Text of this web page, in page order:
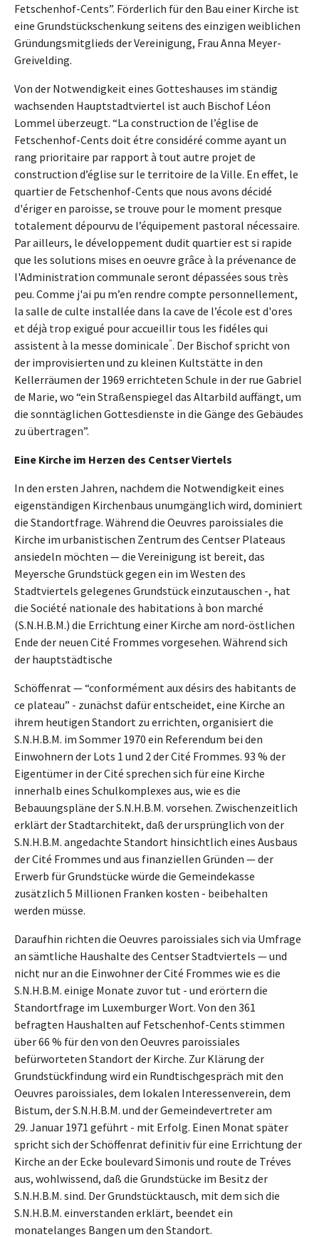
Fetschenhof-Cents”. Förderlich für den Bau einer Kirche ist
eine Grundstückschenkung seitens des einzigen weiblichen
Gründungsmitglieds der Vereinigung, Frau Anna Meyer-
Greivelding.
Von der Notwendigkeit eines Gotteshauses im ständig
wachsenden Hauptstadtviertel ist auch Bischof Léon
Lommel überzeugt. “La construction de l’église de
Fetschenhof-Cents doit étre considéré comme ayant un
rang prioritaire par rapport à tout autre projet de
construction d’église sur le territoire de la Ville. En effet, le
quartier de Fetschenhof-Cents que nous avons décidé
d'ériger en paroisse, se trouve pour le moment presque
totalement dépourvu de l’équipement pastoral nécessaire.
Par ailleurs, le développement dudit quartier est si rapide
que les solutions mises en oeuvre grâce à la prévenance de
l'Administration communale seront dépassées sous très
peu. Comme j'ai pu m’en rendre compte personnellement,
la salle de culte installée dans la cave de l’école est d'ores
et déjà trop exigué pour accueillir tous les fidéles qui
assistent à la messe dominicale”. Der Bischof spricht von
der improvisierten und zu kleinen Kultstätte in den
Kellerräumen der 1969 errichteten Schule in der rue Gabriel
de Marie, wo “ein Straßenspiegel das Altarbild auffängt, um
die sonntäglichen Gottesdienste in die Gänge des Gebäudes
zu übertragen”.
Eine Kirche im Herzen des Centser Viertels
In den ersten Jahren, nachdem die Notwendigkeit eines
eigenständigen Kirchenbaus unumgänglich wird, dominiert
die Standortfrage. Während die Oeuvres paroissiales die
Kirche im urbanistischen Zentrum des Centser Plateaus
ansiedeln möchten — die Vereinigung ist bereit, das
Meyersche Grundstück gegen ein im Westen des
Stadtviertels gelegenes Grundstück einzutauschen -, hat
die Société nationale des habitations à bon marché
(S.N.H.B.M.) die Errichtung einer Kirche am nord-östlichen
Ende der neuen Cité Frommes vorgesehen. Während sich
der hauptstädtische
Schöffenrat — “conformément aux désirs des habitants de
ce plateau” - zunächst dafür entscheidet, eine Kirche an
ihrem heutigen Standort zu errichten, organisiert die
S.N.H.B.M. im Sommer 1970 ein Referendum bei den
Einwohnern der Lots 1 und 2 der Cité Frommes. 93 % der
Eigentümer in der Cité sprechen sich für eine Kirche
innerhalb eines Schulkomplexes aus, wie es die
Bebauungspläne der S.N.H.B.M. vorsehen. Zwischenzeitlich
erklärt der Stadtarchitekt, daß der ursprünglich von der
S.N.H.B.M. angedachte Standort hinsichtlich eines Ausbaus
der Cité Frommes und aus finanziellen Gründen — der
Erwerb für Grundstücke würde die Gemeindekasse
zusätzlich 5 Millionen Franken kosten - beibehalten
werden müsse.
Daraufhin richten die Oeuvres paroissiales sich via Umfrage
an sämtliche Haushalte des Centser Stadtviertels — und
nicht nur an die Einwohner der Cité Frommes wie es die
S.N.H.B.M. einige Monate zuvor tut - und erörtern die
Standortfrage im Luxemburger Wort. Von den 361
befragten Haushalten auf Fetschenhof-Cents stimmen
über 66 % für den von den Oeuvres paroissiales
befürworteten Standort der Kirche. Zur Klärung der
Grundstückfindung wird ein Rundtischgespräch mit den
Oeuvres paroissiales, dem lokalen Interessenverein, dem
Bistum, der S.N.H.B.M. und der Gemeindevertreter am
29. Januar 1971 geführt - mit Erfolg. Einen Monat später
spricht sich der Schöffenrat definitiv für eine Errichtung der
Kirche an der Ecke boulevard Simonis und route de Tréves
aus, wohlwissend, daß die Grundstücke im Besitz der
S.N.H.B.M. sind. Der Grundstücktausch, mit dem sich die
S.N.H.B.M. einverstanden erklärt, beendet ein
monatelanges Bangen um den Standort.